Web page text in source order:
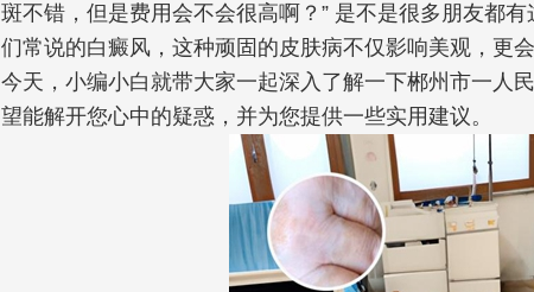
斑不错，但是费用会不会很高啊？” 是不是很多朋友都
们常说的白癜风，这种顽固的皮肤病不仅影响美观，更
今天，小编小白就带大家一起深入了解一下郴州市一人
望能解开您心中的疑惑，并为您提供一些实用建议。